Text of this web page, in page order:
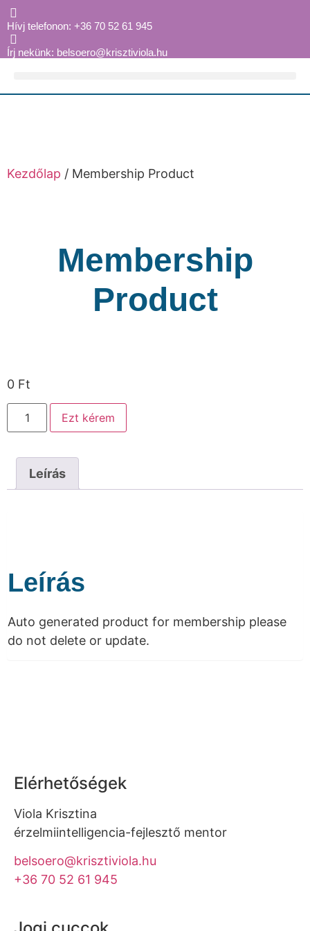
Hívj telefonon: +36 70 52 61 945
Írj nekünk: belsoero@krisztiviola.hu
Kezdőlap / Membership Product
Membership
Product
0 Ft
Ezt kérem
Leírás
Leírás
Auto generated product for membership please
do not delete or update.
Elérhetőségek
Viola Krisztina
érzelmiintelligencia-fejlesztő mentor
belsoero@krisztiviola.hu
+36 70 52 61 945